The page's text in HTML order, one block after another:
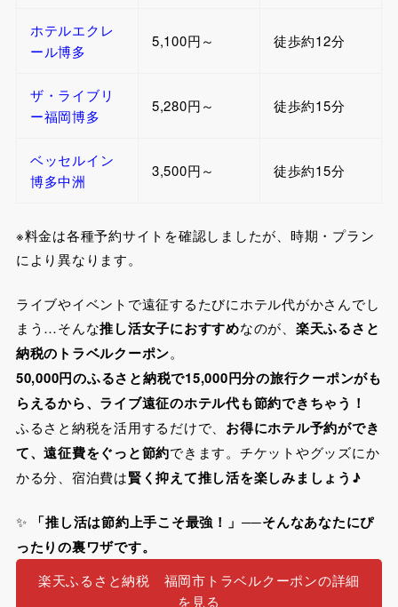
ホテルエクレ
ール博多
5,100円～ 徒歩約12分
ザ・ライブリ
ー福岡博多
5,280円～ 徒歩約15分
ベッセルイン
博多中洲
3,500円～ 徒歩約15分
※料金は各種予約サイトを確認しましたが、時期・プラン
により異なります。
ライブやイベントで遠征するたびにホテル代がかさんでし
まう…そんな推し活女子におすすめなのが、 楽天ふるさと
納税のトラベルクーポン。
50,000円のふるさと納税で15,000円分の旅行クーポンがも
らえるから、ライブ遠征のホテル代も節約できちゃう！
ふるさと納税を活用するだけで、 お得にホテル予約ができ
て、遠征費をぐっと節約できます。チケットやグッズにか
かる分、宿泊費は賢く抑えて推し活を楽しみましょう♪
✨
「推し活は節約上手こそ最強！」──そんなあなたにぴ
ったりの裏ワザです。
楽天ふるさと納税 福岡市トラベルクーポンの詳細
を見る